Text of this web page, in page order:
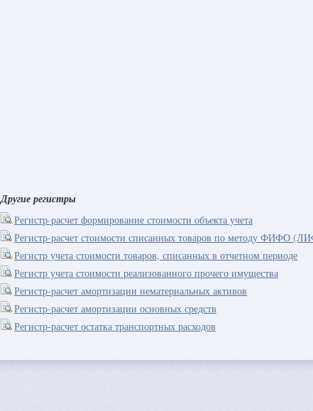
Другие регистры
Регистр-расчет формирование стоимости объекта учета
Регистр-расчет стоимости списанных товаров по методу ФИФО
Регистр учета стоимости товаров, списанных в отчетном периоде
Регистр учета стоимости реализованного прочего имущества
Регистр-расчет амортизации нематериальных активов
Регистр-расчет амортизации основных средств
Регистр-расчет остатка транспортных расходов